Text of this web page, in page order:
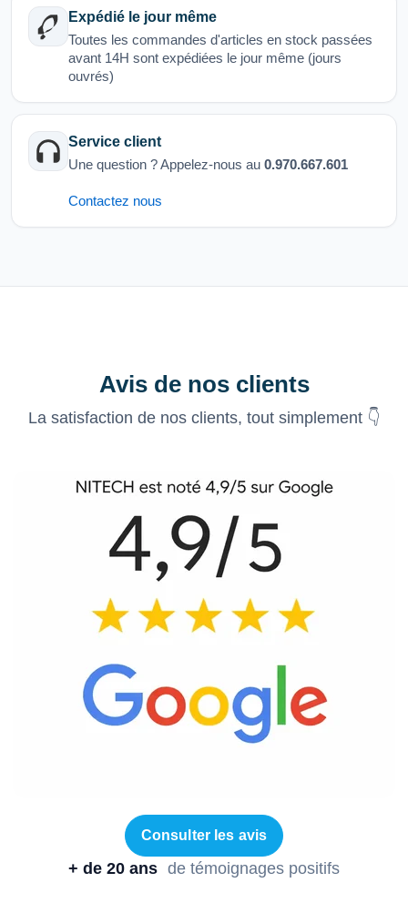
Expédié le jour même
Toutes les commandes d'articles en stock passées
avant 14H sont expédiées le jour même (jours
ouvrés)
Service client
Une question ? Appelez-nous au 0.970.667.601
Contactez nous
Avis de nos clients
La satisfaction de nos clients, tout simplement 👇
Consulter les avis
+ de 20 ans de témoignages positifs